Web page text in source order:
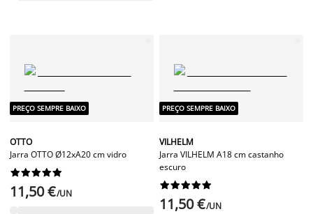
PREÇO SEMPRE BAIXO
OTTO
Jarra OTTO Ø12xA20 cm vidro






11,50 €/UN
PREÇO SEMPRE BAIXO
VILHELM
Jarra VILHELM A18 cm castanho
escuro






11,50 €/UN